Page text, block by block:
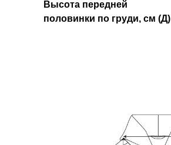
Высота передней
половинки по груди, см (Д)